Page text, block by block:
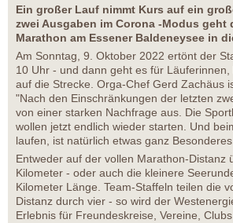
Ein großer Lauf nimmt Kurs auf ein
zwei Ausgaben im Corona -Modus geht
Marathon am Essener Baldeneysee in
Am Sonntag, 9. Oktober 2022 ertönt der
10 Uhr - und dann geht es für
auf die Strecke. Orga-Chef Gerd Zachäus
"Nach den Einschränkungen der letzten
von einer starken Nachfrage aus. Die
wollen jetzt endlich wieder starten. Und
laufen, ist natürlich etwas ganz
Entweder auf der vollen Marathon-Distanz
Kilometer - oder auch die kleinere
Kilometer Länge. Team-Staffeln teilen die
Distanz durch vier - so wird der
Erlebnis für Freundeskreise, Vereine,